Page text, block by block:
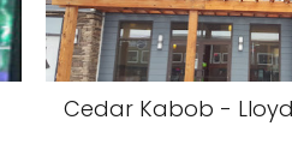
Cedar Kabob -